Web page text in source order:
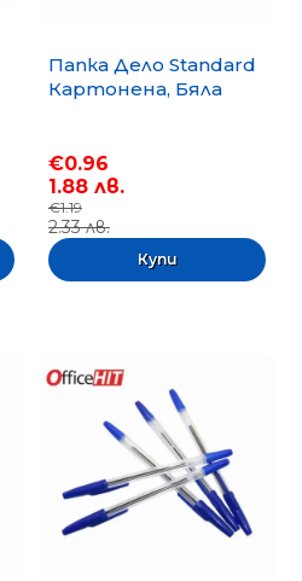
Папка Дело Standard
Картонена, Бяла
€0.96
1.88 лв.
€1.19
2.33 лв.